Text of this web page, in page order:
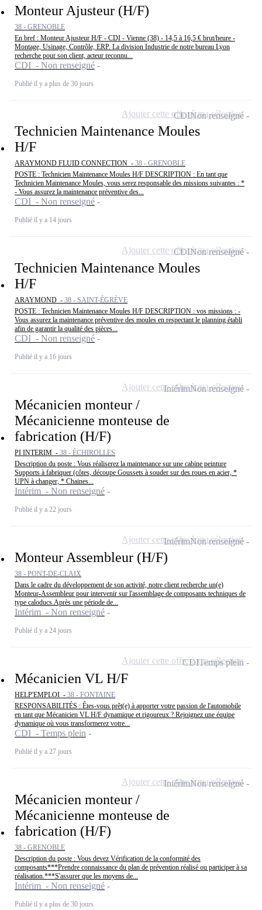
Monteur Ajusteur (H/F)
38 - GRENOBLE
En bref : Monteur Ajusteur H/F - CDI - Vienne (38) - 14,5 à 16,5 € brut/heure -
Montage, Usinage, Contrôle, ERP. La division Industrie de notre bureau Lyon
recherche pour son client, acteur reconnu...
CDI - Non renseigné
Publié il y a plus de 30 jours
Technicien Maintenance Moules
H/F
ARAYMOND FLUID CONNECTION - 38 - GRENOBLE
POSTE : Technicien Maintenance Moules H/F DESCRIPTION : En tant que
Technicien Maintenance Moules, vous serez responsable des missions suivantes : *
- Vous assurez la maintenance préventive des...
CDI - Non renseigné
Publié il y a 14 jours
CDINon renseigné
Ajouter cette offre à ma sélection
Technicien Maintenance Moules
H/F
ARAYMOND - 38 - SAINT-ÉGRÈVE
POSTE : Technicien Maintenance Moules H/F DESCRIPTION : vos missions : -
Vous assurez la maintenance préventive des moules en respectant le planning établi
afin de garantir la qualité des pièces...
CDI - Non renseigné
Publié il y a 16 jours
CDINon renseigné
Ajouter cette offre à ma sélection
Mécanicien monteur /
Mécanicienne monteuse de
fabrication (H/F)
PI INTERIM - 38 - ÉCHIROLLES
Description du poste : Vous réaliserez la maintenance sur une cabine peinture
Supports à fabriquer (côtes, découpe Goussets à souder sur des roues en acier, *
UPN à changer, * Chaines...
Intérim - Non renseigné
Publié il y a 22 jours
IntérimNon renseigné
Ajouter cette offre à ma sélection
Monteur Assembleur (H/F)
38 - PONT-DE-CLAIX
Dans le cadre du développement de son activité, notre client recherche un(e)
Monteur-Assembleur pour intervenir sur l'assemblage de composants techniques de
type caloducs.Après une période de...
Intérim - Non renseigné
Publié il y a 24 jours
IntérimNon renseigné
Ajouter cette offre à ma sélection
Mécanicien VL H/F
HELP'EMPLOI - 38 - FONTAINE
RESPONSABILITÉS : Êtes-vous prêt(e) à apporter votre passion de l'automobile
en tant que Mécanicien VL H/F dynamique et rigoureux ? Rejoignez une équipe
dynamique où vous transformerez votre...
CDI - Temps plein
Publié il y a 27 jours
CDITemps plein
Ajouter cette offre à ma sélection
Mécanicien monteur /
Mécanicienne monteuse de
fabrication (H/F)
38 - GRENOBLE
Description du poste : Vous devez Vérification de la conformité des
composants***Prendre connaissance du plan de prévention réalisé ou participer à sa
réalisation.***S'assurer que les moyens de...
Intérim - Non renseigné
Publié il y a plus de 30 jours
IntérimNon renseigné
Ajouter cette offre à ma sélection